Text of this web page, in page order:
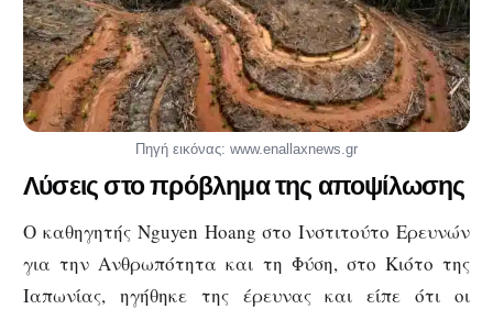
Πηγή εικόνας: www.enallaxnews.gr
Λύσεις στο πρόβλημα της αποψίλωσης
Ο καθηγητής Nguyen Hoang στο Ινστιτούτο Ερευνών
για την Ανθρωπότητα και τη Φύση, στο Κιότο της
Ιαπωνίας, ηγήθηκε της έρευνας και είπε ότι οι